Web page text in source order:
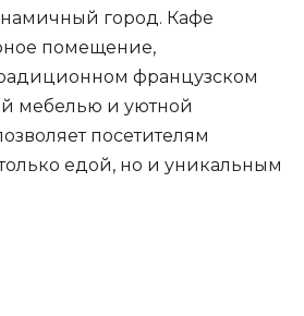
город. Кафе
помещение,
французском
мебелью и уютной
посетителям
едой, но и уникальным